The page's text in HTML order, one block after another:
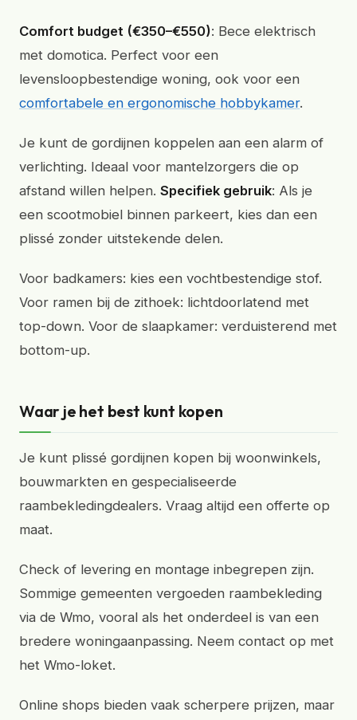
Comfort budget (€350–€550): Bece elektrisch
met domotica. Perfect voor een
levensloopbestendige woning, ook voor een
comfortabele en ergonomische hobbykamer.
Je kunt de gordijnen koppelen aan een alarm of
verlichting. Ideaal voor mantelzorgers die op
afstand willen helpen. Specifiek gebruik: Als je
een scootmobiel binnen parkeert, kies dan een
plissé zonder uitstekende delen.
Voor badkamers: kies een vochtbestendige stof.
Voor ramen bij de zithoek: lichtdoorlatend met
top-down. Voor de slaapkamer: verduisterend met
bottom-up.
Waar je het best kunt kopen
Je kunt plissé gordijnen kopen bij woonwinkels,
bouwmarkten en gespecialiseerde
raambekledingdealers. Vraag altijd een offerte op
maat.
Check of levering en montage inbegrepen zijn.
Sommige gemeenten vergoeden raambekleding
via de Wmo, vooral als het onderdeel is van een
bredere woningaanpassing. Neem contact op met
het Wmo-loket.
Online shops bieden vaak scherpere prijzen, maar